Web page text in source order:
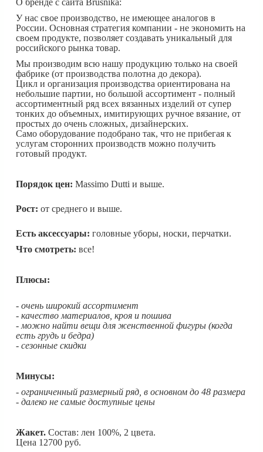
У нас свое производство, не имеющее аналогов в
России. Основная стратегия компании - не экономить на
своем продукте, позволяет создавать уникальный для
российского рынка товар.
Мы производим всю нашу продукцию только на своей
фабрике (от производства полотна до декора).
Цикл и организация производства ориентирована на
небольшие партии, но большой ассортимент - полный
ассортиментный ряд всех вязанных изделий от супер
тонких до объемных, имитирующих ручное вязание, от
простых до очень сложных, дизайнерских.
Само оборудование подобрано так, что не прибегая к
услугам сторонних производств можно получить
готовый продукт.
Порядок цен: Massimo Dutti и выше.
Рост: от среднего и выше.
Есть аксессуары: головные уборы, носки, перчатки.
Что смотреть: все!
Плюсы:
- очень широкий ассортимент
- качество материалов, кроя и пошива
- можно найти вещи для женственной фигуры (когда
есть грудь и бедра)
- сезонные скидки
Минусы:
- ограниченный размерный ряд, в основном до 48 размера
- далеко не самые доступные цены
Жакет. Состав: лен 100%, 2 цвета.
Цена 12700 руб.